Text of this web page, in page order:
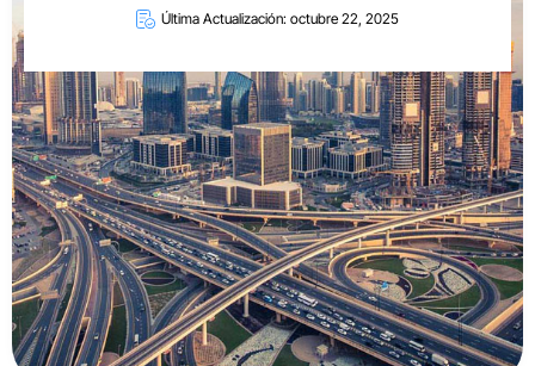
Última Actualización: octubre 22, 2025